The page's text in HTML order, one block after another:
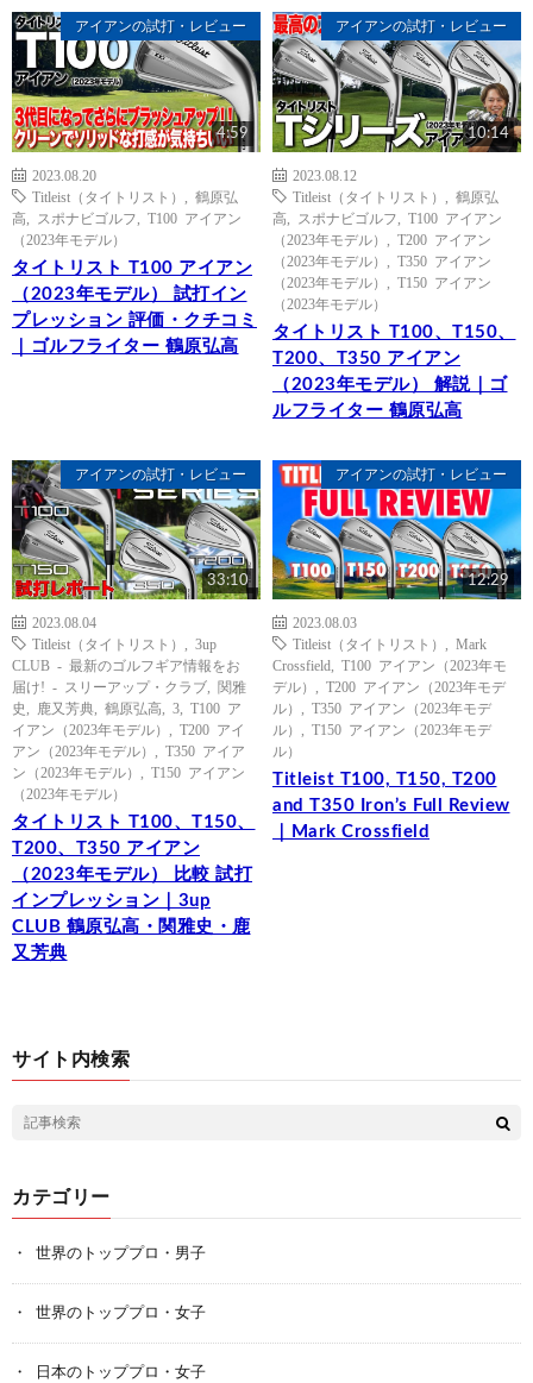
アイアンの試打・レビュー
4:59
2023.08.20
Titleist（タイトリスト）
鶴原弘
高
スポナビゴルフ
T100 アイアン
（2023年モデル）
タイトリスト T100 アイアン
（2023年モデル） 試打イン
プレッション 評価・クチコミ
｜ゴルフライター 鶴原弘高
アイアンの試打・レビュー
10:14
2023.08.12
Titleist（タイトリスト）
鶴原弘
高
スポナビゴルフ
T100 アイアン
（2023年モデル）
T200 アイアン
（2023年モデル）
T350 アイアン
（2023年モデル）
T150 アイアン
（2023年モデル）
タイトリスト T100、T150、
T200、T350 アイアン
（2023年モデル） 解説｜ゴ
ルフライター 鶴原弘高
アイアンの試打・レビュー
33:10
2023.08.04
Titleist（タイトリスト）
3up
CLUB - 最新のゴルフギア情報をお
届け! - スリーアップ・クラブ
関雅
史
鹿又芳典 鶴原弘高 3
T100 ア
イアン（2023年モデル）
T200 アイ
アン（2023年モデル）
T350 アイア
ン（2023年モデル）
T150 アイアン
（2023年モデル）
タイトリスト T100、T150、
T200、T350 アイアン
（2023年モデル） 比較 試打
インプレッション｜3up
CLUB 鶴原弘高・関雅史・鹿
又芳典
アイアンの試打・レビュー
12:29
2023.08.03
Titleist（タイトリスト）
Mark
Crossfield
T100 アイアン（2023年モ
デル）
T200 アイアン（2023年モデ
ル）
T350 アイアン（2023年モデ
ル）
T150 アイアン（2023年モデ
ル）
Titleist T100, T150, T200
and T350 Iron’s Full Review
｜Mark Crossfield
サイト内検索
カテゴリー
世界のトッププロ・男子
世界のトッププロ・女子
日本のトッププロ・女子